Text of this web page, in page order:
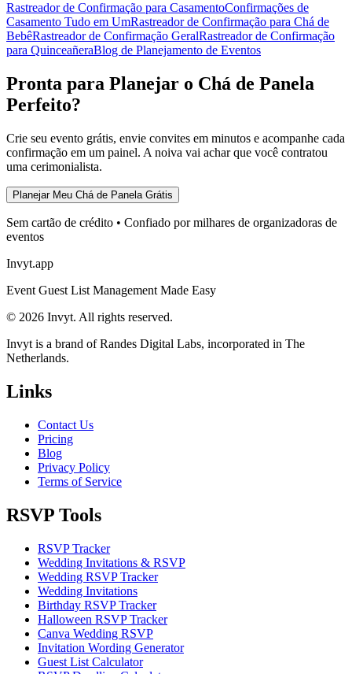
Rastreador de Confirmação para CasamentoConfirmações de
Casamento Tudo em UmRastreador de Confirmação para Chá de
BebêRastreador de Confirmação GeralRastreador de Confirmação
para QuinceañeraBlog de Planejamento de Eventos
Pronta para Planejar o Chá de Panela
Perfeito?
Crie seu evento grátis, envie convites em minutos e acompanhe cada
confirmação em um painel. A noiva vai achar que você contratou
uma cerimonialista.
Planejar Meu Chá de Panela Grátis
Sem cartão de crédito • Confiado por milhares de organizadoras de
eventos
Invyt.app
Event Guest List Management Made Easy
© 2026 Invyt. All rights reserved.
Invyt is a brand of Randes Digital Labs, incorporated in The
Netherlands.
Links
Contact Us
Pricing
Blog
Privacy Policy
Terms of Service
RSVP Tools
RSVP Tracker
Wedding Invitations & RSVP
Wedding RSVP Tracker
Wedding Invitations
Birthday RSVP Tracker
Halloween RSVP Tracker
Canva Wedding RSVP
Invitation Wording Generator
Guest List Calculator